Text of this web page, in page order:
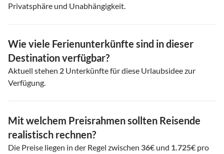
Privatsphäre und Unabhängigkeit.
Wie viele Ferienunterkünfte sind in dieser
Destination verfügbar?
Aktuell stehen 2 Unterkünfte für diese Urlaubsidee zur
Verfügung.
Mit welchem Preisrahmen sollten Reisende
realistisch rechnen?
Die Preise liegen in der Regel zwischen 36€ und 1.725€ pro